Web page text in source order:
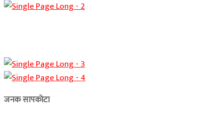
जनक सापकाेटा